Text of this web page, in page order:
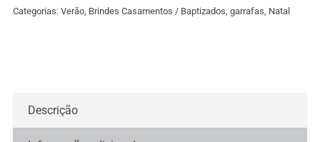
com
Categorias: Verão, Brindes Casamentos / Baptizados garrafas Natal
Descrição